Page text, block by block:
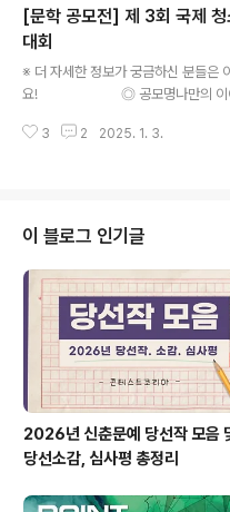
자동선정 됩니다.AI 생성 글(소설 지문
직접 편집해야 심사 대상이 됩니다. ◎
금: 200만원- 2등 상금: 100만원- 3
여 장려상: 5만원 상품권 X 10명 ◎
소식 전해 드렸습니다. ※ 내용이 더 궁
[문학 공모전] 제 3회 국제 청
대회
※ 더 자세한 정보가 궁금하신 분들은
요! ◎ 공모명나만의 이야기
rStory!동화쓰기 대회를 통해서 작가
들 것입니다. ◎ 응모자격초등학생, 중
가능 ◎ 일정◾행사기간: 24년 9월
31일(금)◾제출 마감 : 25년 1월 10일
월 31일(금)◾시상식: 25년 2월 15
제인성교육에 필요한 12가지 ..
3 2 2025. 1. 3.
이 블로그 인기글
2026년 신춘문예 당선작 모음
당선소감, 심사평 총정리